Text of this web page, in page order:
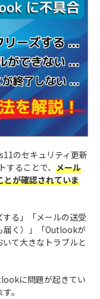
のセキュリティ更新
することで、 メール
が確認されていま
る」「メールの送受
届く）」「Outlookが
て大きなトラブルと
に問題が起きてい
。